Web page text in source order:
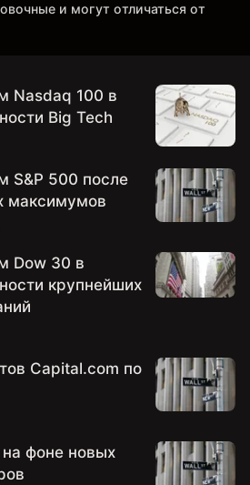
и могут отличаться от
Nasdaq 100 в
Big Tech
S&P 500 после
максимумов
Dow 30 в
крупнейших
Capital.com по
фоне новых